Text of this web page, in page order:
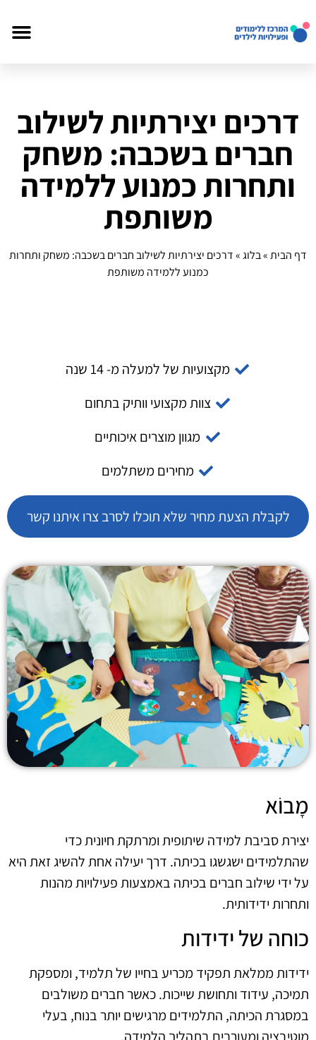
דרכים יצירתיות לשילוב
חברים בשכבה: משחק
ותחרות כמנוע ללמידה
משותפת
דף הבית»בלוג»דרכים יצירתיות לשילוב חברים בשכבה: משחק ותחרות
כמנוע ללמידה משותפת
מקצועיות של למעלה מ- 14 שנה
צוות מקצועי וותיק בתחום
מגוון מוצרים איכותיים
מחירים משתלמים
לקבלת הצעת מחיר שלא תוכלו לסרב צרו איתנו קשר
מָבוֹא
יצירת סביבת למידה שיתופית ומרתקת חיונית כדי
שהתלמידים ישגשגו בכיתה. דרך יעילה אחת להשיג זאת היא
על ידי שילוב חברים בכיתה באמצעות פעילויות מהנות
ותחרות ידידותית.
כוחה של ידידות
ידידות ממלאת תפקיד מכריע בחייו של תלמיד, ומספקת
תמיכה, עידוד ותחושת שייכות. כאשר חברים משולבים
במסגרת הכיתה, התלמידים מרגישים יותר בנוח, בעלי